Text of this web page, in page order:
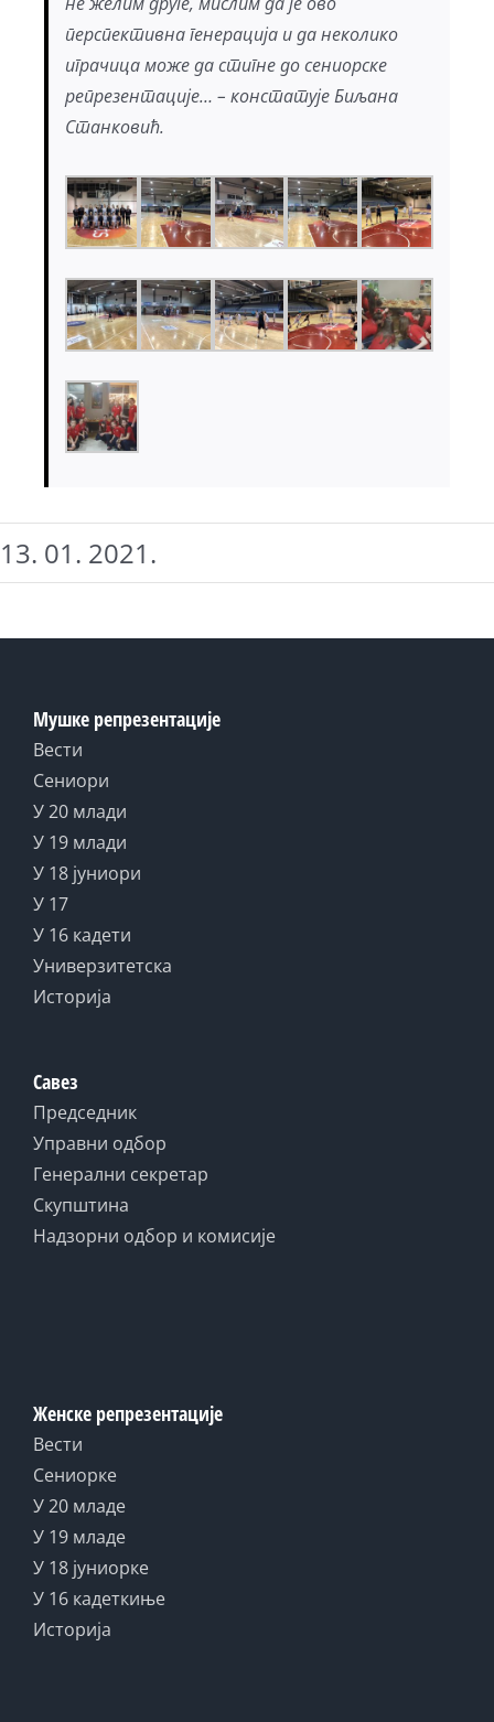
перспективна генерација и да неколико
играчица може да стигне до сениорске
репрезентације… – констатује Биљана
Станковић.
13. 01. 2021.
Мушке репрезентације
Вести
Сениори
У 20 млади
У 19 млади
У 18 јуниори
У 17
У 16 кадети
Универзитетска
Историја
Савез
Председник
Управни одбор
Генерални секретар
Скупштина
Надзорни одбор и комисије
Женске репрезентације
Вести
Сениорке
У 20 младе
У 19 младе
У 18 јуниорке
У 16 кадеткиње
Историја